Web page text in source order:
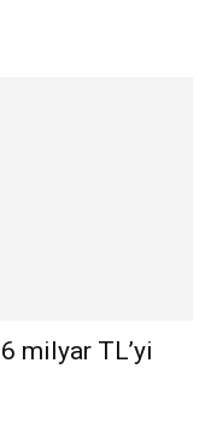
milyar TL’yi